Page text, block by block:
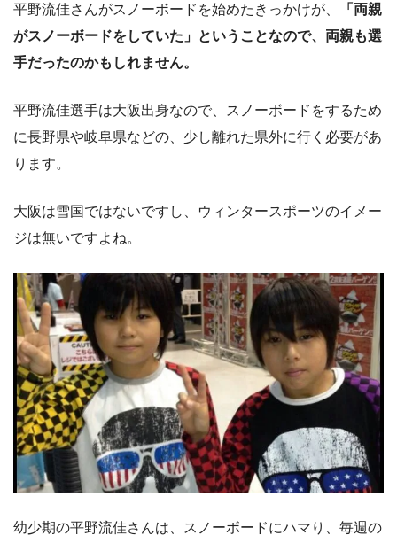
平野流佳さんがスノーボードを始めたきっかけが、
「両親
がスノーボードをしていた」ということなので、両親も選
手だったのかもしれません。
平野流佳選手は大阪出身なので、スノーボードをするため
に長野県や岐阜県などの、少し離れた県外に行く必要があ
ります。
大阪は雪国ではないですし、ウィンタースポーツのイメー
ジは無いですよね。
幼少期の平野流佳さんは、スノーボードにハマり、毎週の